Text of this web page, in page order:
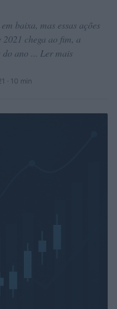
baixa, mas essas ações
chega ao fim, a
do ano ... Ler mais
· 10 min